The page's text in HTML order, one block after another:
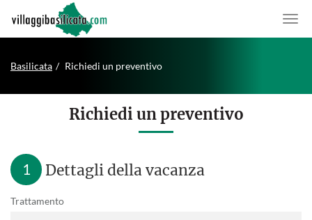
Basilicata Richiedi un preventivo
Richiedi un preventivo
1 Dettagli della vacanza
Trattamento